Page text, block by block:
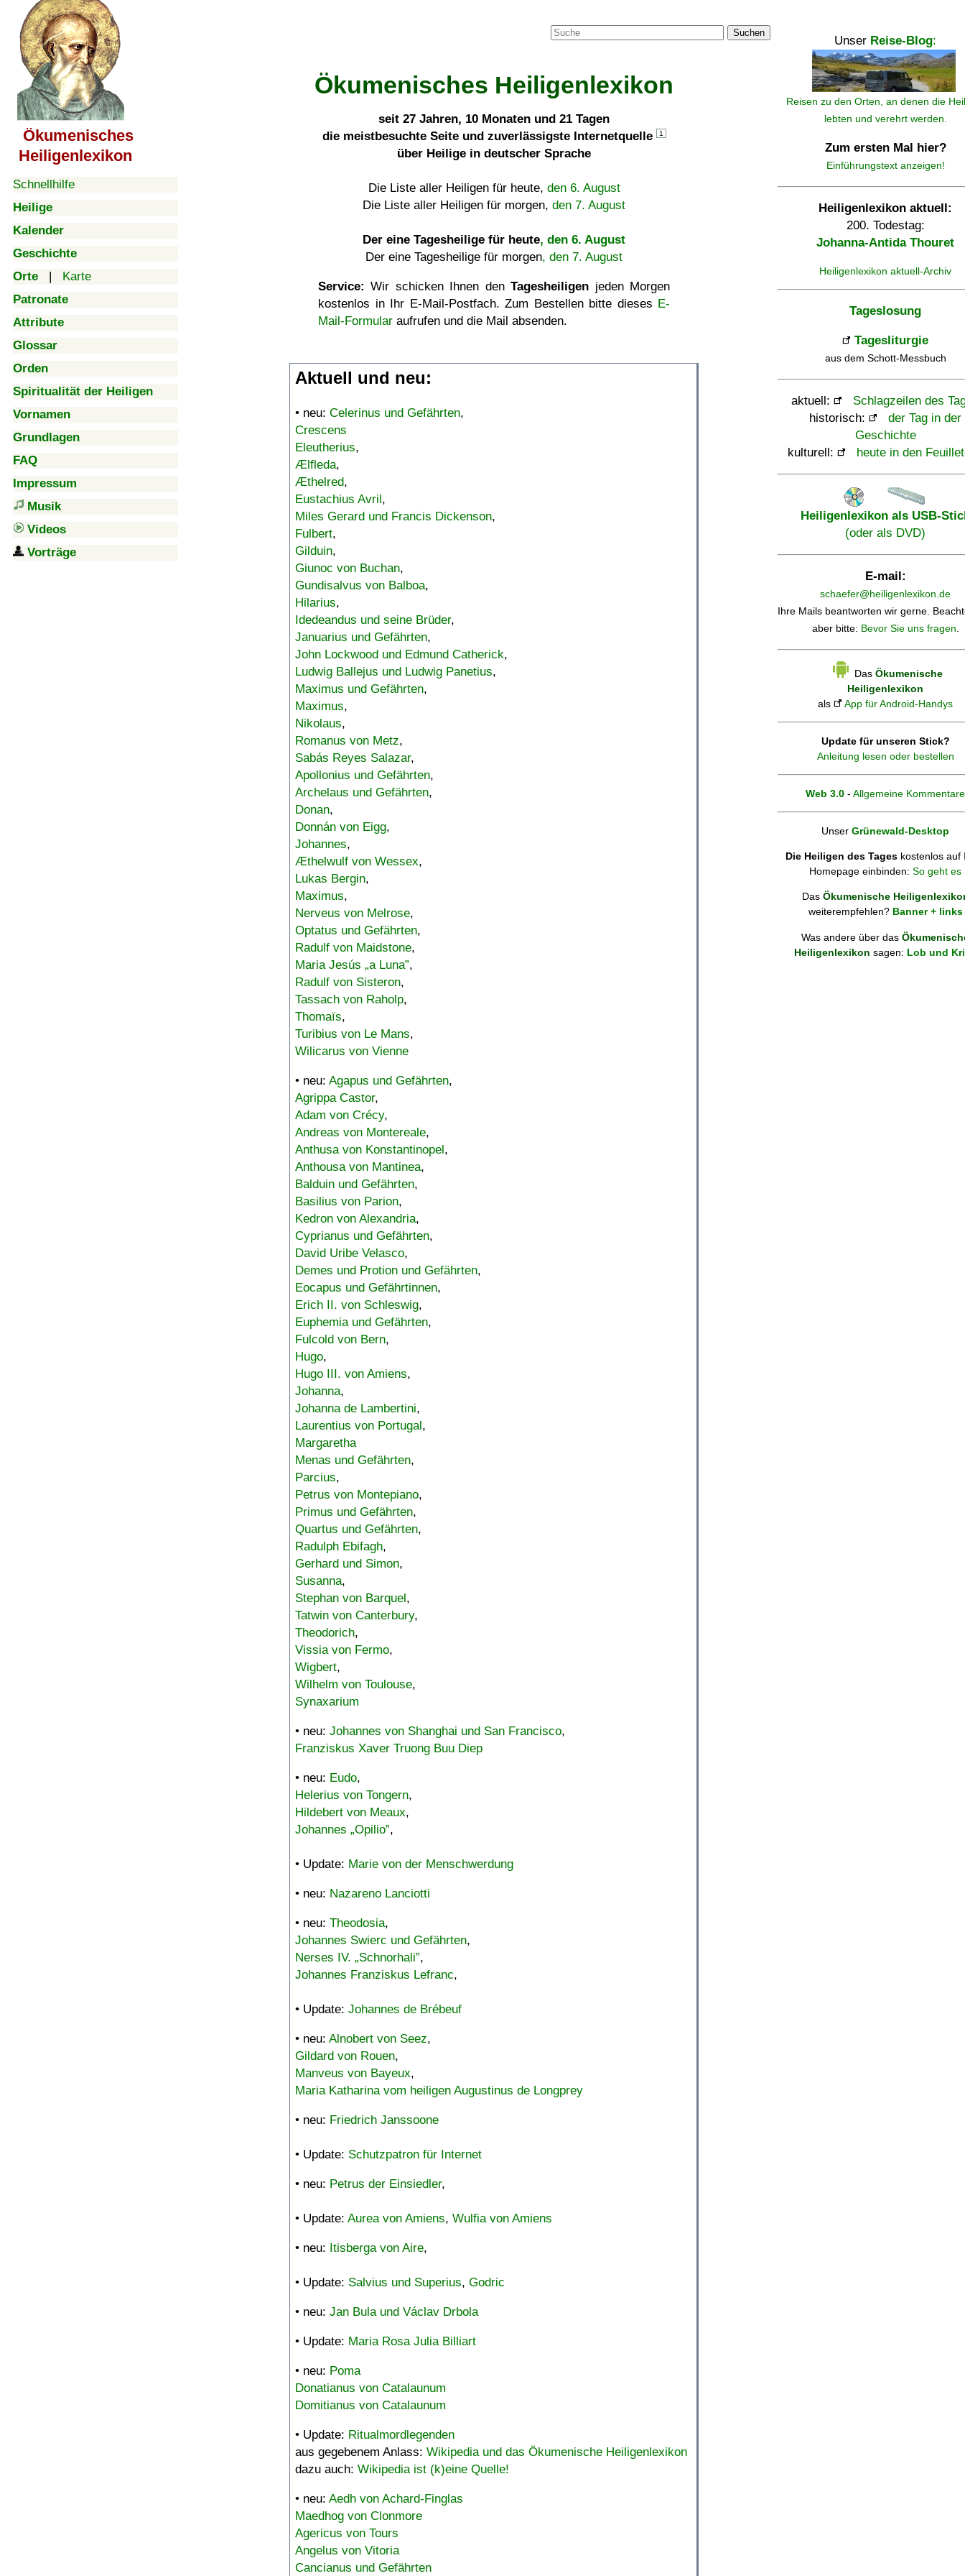
Ökumenisches
Heiligenlexikon
Schnellhilfe
Heilige
Kalender
Geschichte
Orte | Karte
Patronate
Attribute
Glossar
Orden
Spiritualität der Heiligen
Vornamen
Grundlagen
FAQ
Impressum
Musik
Videos
Vorträge
Suchen
Ökumenisches Heiligenlexikon
seit 27 Jahren, 10 Monaten und 21 Tagen
die meistbesuchte Seite und zuverlässigste Internetquelle
1
über Heilige in deutscher Sprache
Die Liste aller Heiligen für heute, den 6. August
Die Liste aller Heiligen für morgen, den 7. August
Der eine Tagesheilige für heute, den 6. August
Der eine Tagesheilige für morgen, den 7. August
Service: Wir schicken Ihnen denTagesheiligen jeden Morgen
kostenlos in Ihr E-Mail-Postfach. Zum Bestellen bitte dieses E-
Mail-Formular aufrufen und die Mail absenden.
Aktuell und neu:
• neu: Celerinus und Gefährten,
Crescens
Eleutherius,
Ælfleda,
Æthelred,
Eustachius Avril,
Miles Gerard und Francis Dickenson,
Fulbert,
Gilduin,
Giunoc von Buchan,
Gundisalvus von Balboa,
Hilarius,
Idedeandus und seine Brüder,
Januarius und Gefährten,
John Lockwood und Edmund Catherick,
Ludwig Ballejus und Ludwig Panetius,
Maximus und Gefährten,
Maximus,
Nikolaus,
Romanus von Metz,
Sabás Reyes Salazar,
Apollonius und Gefährten,
Archelaus und Gefährten,
Donan,
Donnán von Eigg,
Johannes,
Æthelwulf von Wessex,
Lukas Bergin,
Maximus,
Nerveus von Melrose,
Optatus und Gefährten,
Radulf von Maidstone,
Maria Jesús „a Luna”,
Radulf von Sisteron,
Tassach von Raholp,
Thomaïs,
Turibius von Le Mans,
Wilicarus von Vienne
• neu: Agapus und Gefährten,
Agrippa Castor,
Adam von Crécy,
Andreas von Montereale,
Anthusa von Konstantinopel,
Anthousa von Mantinea,
Balduin und Gefährten,
Basilius von Parion,
Kedron von Alexandria,
Cyprianus und Gefährten,
David Uribe Velasco,
Demes und Protion und Gefährten,
Eocapus und Gefährtinnen,
Erich II. von Schleswig,
Euphemia und Gefährten,
Fulcold von Bern,
Hugo,
Hugo III. von Amiens,
Johanna,
Johanna de Lambertini,
Laurentius von Portugal,
Margaretha
Menas und Gefährten,
Parcius,
Petrus von Montepiano,
Primus und Gefährten,
Quartus und Gefährten,
Radulph Ebifagh,
Gerhard und Simon,
Susanna,
Stephan von Barquel,
Tatwin von Canterbury,
Theodorich,
Vissia von Fermo,
Wigbert,
Wilhelm von Toulouse,
Synaxarium
• neu: Johannes von Shanghai und San Francisco,
Franziskus Xaver Truong Buu Diep
• neu: Eudo,
Helerius von Tongern,
Hildebert von Meaux,
Johannes „Opilio”,
• Update: Marie von der Menschwerdung
• neu: Nazareno Lanciotti
• neu: Theodosia,
Johannes Swierc und Gefährten,
Nerses IV. „Schnorhali”,
Johannes Franziskus Lefranc,
• Update: Johannes de Brébeuf
• neu: Alnobert von Seez,
Gildard von Rouen,
Manveus von Bayeux,
Maria Katharina vom heiligen Augustinus de Longprey
• neu: Friedrich Janssoone
• Update: Schutzpatron für Internet
• neu: Petrus der Einsiedler,
• Update: Aurea von Amiens, Wulfia von Amiens
• neu: Itisberga von Aire,
• Update: Salvius und Superius, Godric
• neu: Jan Bula und Václav Drbola
• Update: Maria Rosa Julia Billiart
• neu: Poma
Donatianus von Catalaunum
Domitianus von Catalaunum
• Update: Ritualmordlegenden
aus gegebenem Anlass: Wikipedia und das Ökumenische Heiligenlexikon
dazu auch: Wikipedia ist (k)eine Quelle!
• neu: Aedh von Achard-Finglas
Maedhog von Clonmore
Agericus von Tours
Angelus von Vitoria
Cancianus und Gefährten
Unser Reise-Blog:
Reisen zu den Orten, an denen die
lebten und verehrt werden.
Zum ersten Mal hier?
Einführungstext anzeigen!
Heiligenlexikon aktuell:
200. Todestag:
Johanna-Antida Thouret
Heiligenlexikon aktuell-Archiv
Tageslosung
Tagesliturgie
aus dem Schott-Messbuch
aktuell:
Schlagzeilen des
historisch:
der Tag in der
Geschichte
kulturell:
heute in den
Heiligenlexikon als USB-
(oder als DVD)
E-mail:
schaefer@heiligenlexikon.de
Ihre Mails beantworten wir gerne.
aber bitte: Bevor Sie uns fragen.
Das Ökumenische
Heiligenlexikon
als
App für Android-Handys
Update für unseren Stick?
Anleitung lesen oder bestellen
Web 3.0 - Allgemeine Kommentare
Unser Grünewald-Desktop
Die Heiligen des Tages kostenlos auf
Homepage einbinden: So geht es
Das Ökumenische
weiterempfehlen? Banner + links
Was andere über das
Heiligenlexikon sagen: Lob und